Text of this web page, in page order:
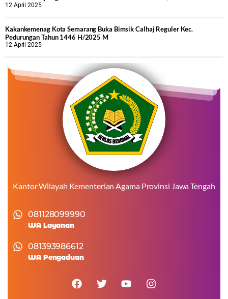
12 April 2025
Kakankemenag Kota Semarang Buka Bimsik Calhaj Reguler Kec.
Pedurungan Tahun 1446 H/2025 M
12 April 2025
Kantor Wilayah Kementerian Agama Provinsi Jawa Tengah
081128099990
WA Layanan
081393986612
WA Pengaduan